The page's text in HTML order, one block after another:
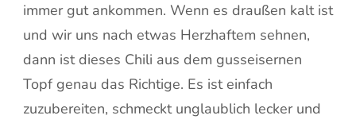
immer gut ankommen. Wenn es draußen kalt ist
und wir uns nach etwas Herzhaftem sehnen,
dann ist dieses Chili aus dem gusseisernen
Topf genau das Richtige. Es ist einfach
zuzubereiten, schmeckt unglaublich lecker und